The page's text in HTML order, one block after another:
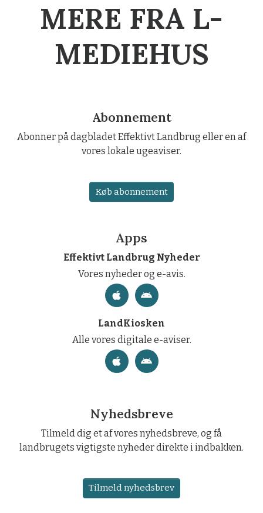
MERE FRA L-
MEDIEHUS
Abonnement
Abonner på dagbladet Effektivt Landbrug eller en af
vores lokale ugeaviser.
Køb abonnement
Apps
Effektivt Landbrug Nyheder
Vores nyheder og e-avis.
LandKiosken
Alle vores digitale e-aviser.
Nyhedsbreve
Tilmeld dig et af vores nyhedsbreve, og få
landbrugets vigtigste nyheder direkte i indbakken.
Tilmeld nyhedsbrev